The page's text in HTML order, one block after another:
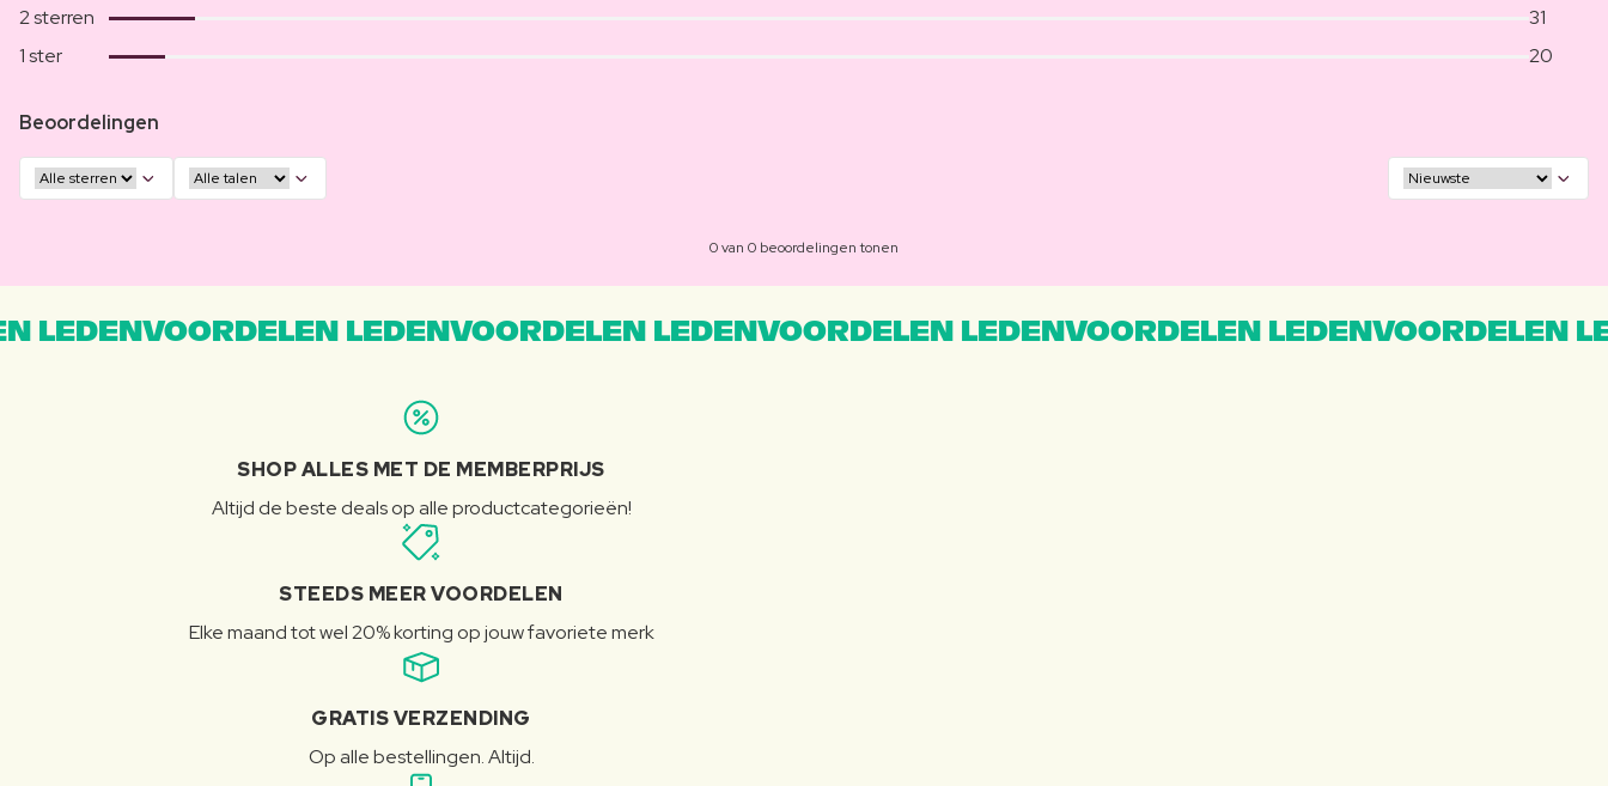
2 sterren
31
1 ster
20
Beoordelingen
0 van 0 beoordelingen tonen
LEDENVOORDELEN LEDENVOORDELEN LEDENVOORDELEN LEDENVOORDELEN
SHOP ALLES MET DE MEMBERPRIJS
Altijd de beste deals op alle productcategorieën!
STEEDS MEER VOORDELEN
Elke maand tot wel 20% korting op jouw favoriete merk
GRATIS VERZENDING
Op alle bestellingen. Altijd.